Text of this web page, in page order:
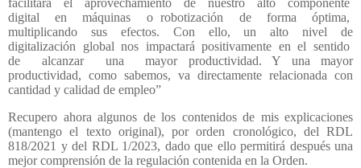
facilitará
el aprovechamiento de nuestro alto
componente
digital
en máquinas o robotización de forma
óptima,
multiplicando
sus efectos. Con ello, un alto nivel
de
digitalización
global nos impactará positivamente en el sentido
de
alcanzar una
mayor productividad. Y una mayor
productividad, como sabemos, va directamente relacionada con
cantidad y calidad de empleo”
Recupero ahora algunos de los contenidos de mis explicaciones
(mantengo el texto original), por orden cronológico, del RDL
818/2021 y del RDL 1/2023, dado que ello permitirá después una
mejor comprensión de la regulación contenida en la Orden.